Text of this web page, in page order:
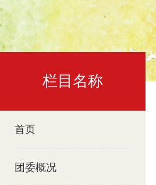
栏目名称
首页
团委概况